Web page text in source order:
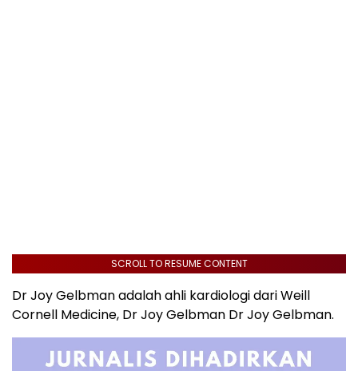
SCROLL TO RESUME CONTENT
Dr Joy Gelbman adalah ahli kardiologi dari Weill
Cornell Medicine, Dr Joy Gelbman Dr Joy Gelbman.